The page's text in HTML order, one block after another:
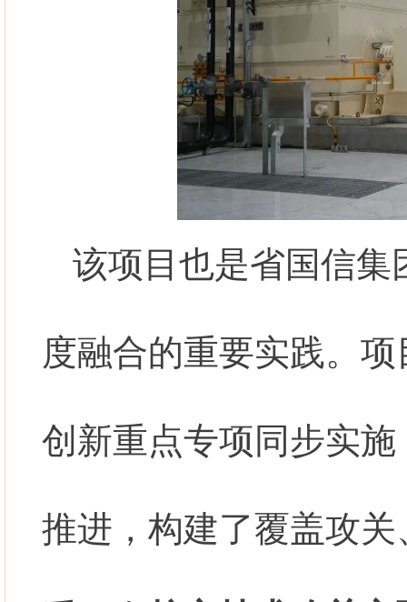
该项目也是省国信集
度融合的重要实践。
创新重点专项同步实
推进，构建了覆盖攻